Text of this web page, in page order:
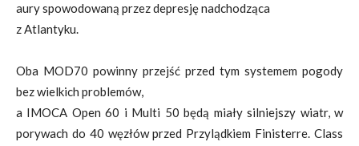
aury spowodowaną przez depresję nadchodząca
z Atlantyku.
Oba MOD70 powinny przejść przed tym systemem pogody
bez wielkich problemów,
a IMOCA Open 60 i Multi 50 będą miały silniejszy wiatr, w
porywach do 40 węzłów przed Przylądkiem Finisterre. Class